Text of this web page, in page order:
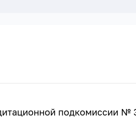
подкомиссии №